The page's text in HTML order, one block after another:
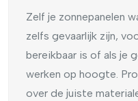
Zelf je zonnepanelen
zelfs gevaarlijk zijn,
bereikbaar is of als je
werken op hoogte.
over de juiste